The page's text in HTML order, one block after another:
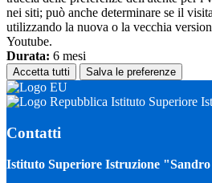
nei siti; può anche determinare se il
utilizzando la nuova o la vecchia
Youtube.
Durata: 6 mesi
Accetta tutti Salva le preferenze
Istituto Superiore
Contatti
Istituto Superiore Istruzione